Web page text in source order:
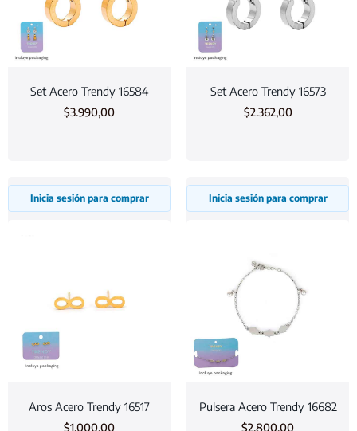
Set Acero Trendy 16584
$3.990,00
Set Acero Trendy 16573
$2.362,00
Inicia sesión para comprar
Aros Acero Trendy 16517
$1.000,00
Inicia sesión para comprar
Pulsera Acero Trendy 16682
$2.800,00